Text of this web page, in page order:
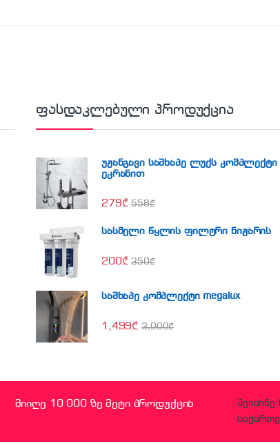
ფასდაკლებული პროდუქცია
უჟანგავი საშხაპე ლუქს კომპლექტი
ეკრანით
279₾ 558₾
სასმელი წყლის ფილტრი ნიჟარის
200₾ 350₾
საშხაპე კომპლექტი megalux
1,499₾ 3,000₾
მიიღე 10 000 ზე მეტი პროდუქცია